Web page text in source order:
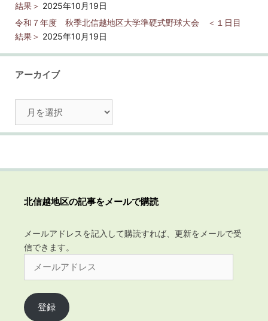
結果＞ 2025年10月19日
令和７年度 秋季北信越地区大学準硬式野球大会 ＜１日目
結果＞ 2025年10月19日
アーカイブ
カ
北信越地区の記事をメールで購読
メールアドレスを記入して購読すれば、更新をメールで受
信できます。
ア
ド
登録